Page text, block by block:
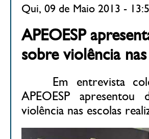
Qui, 09 de Maio 2013 -
APEOESP
sobre violência
Em entrevista
APEOESP
violência nas escolas